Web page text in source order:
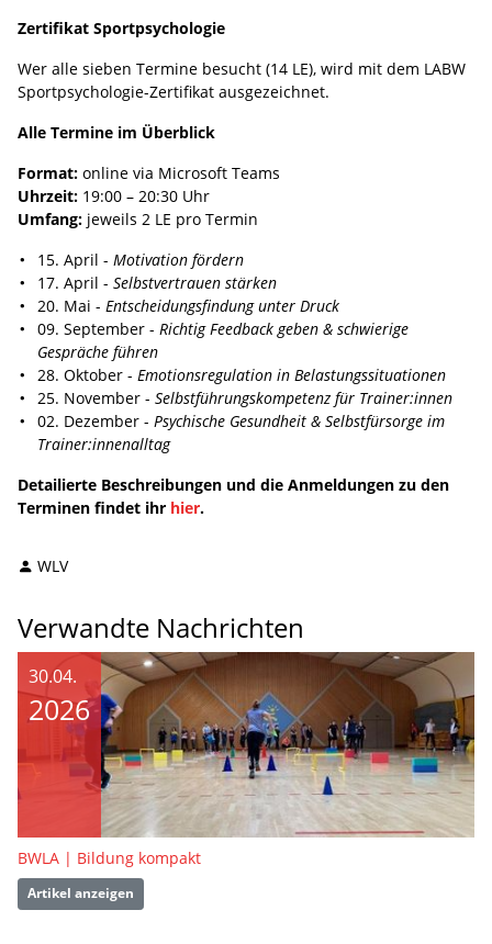
Zertifikat Sportpsychologie
Wer alle sieben Termine besucht (14 LE), wird mit dem LABW
Sportpsychologie-Zertifikat ausgezeichnet.
Alle Termine im Überblick
Format: online via Microsoft Teams
Uhrzeit: 19:00 – 20:30 Uhr
Umfang: jeweils 2 LE pro Termin
15. April -Motivation fördern
17. April -Selbstvertrauen stärken
20. Mai -Entscheidungsfindung unter Druck
09. September -Richtig Feedback geben & schwierige
Gespräche führen
28. Oktober -Emotionsregulation in Belastungssituationen
25. November -Selbstführungskompetenz für Trainer:innen
02. Dezember -Psychische Gesundheit & Selbstfürsorge im
Trainer:innenalltag
Detailierte Beschreibungen und die Anmeldungen zu den
Terminen findet ihr hier.
WLV
Verwandte Nachrichten
30.04.
2026
BWLA | Bildung kompakt
Artikel anzeigen